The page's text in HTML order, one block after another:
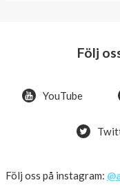
offer!
Just
Följ
YouTube
Följ oss på instagram: